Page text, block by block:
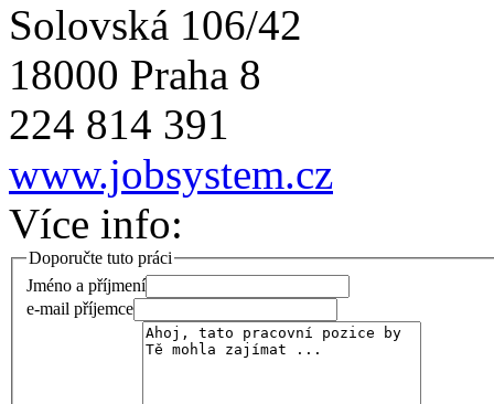
Solovská 106/42
18000 Praha 8
224 814 391
www.jobsystem.cz
Více info:
Doporučte tuto práci
Jméno a příjmení
e-mail příjemce